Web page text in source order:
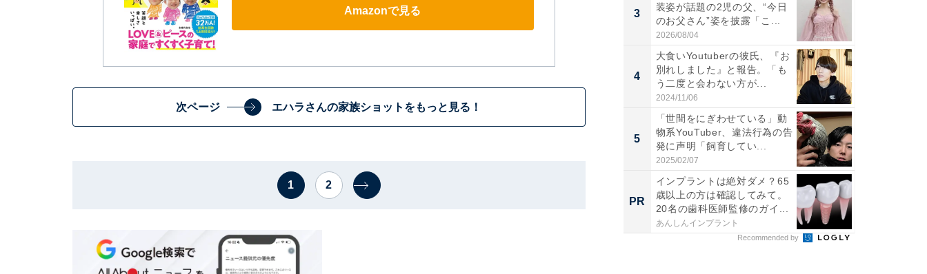
Amazonで見る
次ページ エハラさんの家族ショットをもっと見る！
1 2
3
装姿が話題の2児の父、“今日
のお父さん”姿を披露「こ...
2026/08/04
4
大食いYoutuberの彼氏、『お
別れしました』と報告。「も
う二度と会わない方が...
2024/11/06
5
「世間をにぎわせている」動
物系YouTuber、違法行為の告
発に声明「飼育してい...
2025/02/07
PR
インプラントは絶対ダメ？65
歳以上の方は確認してみて。
20名の歯科医師監修のガイ...
あんしんインプラント
Recommended by